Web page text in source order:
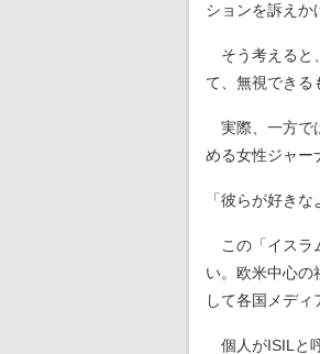
ションを訴えか
そう考えると
て、無視できる
実際、一方で
める女性ジャ
「彼らが好き
この「イスラ
い。欧米中心の
して各国メディ
個人がISILと